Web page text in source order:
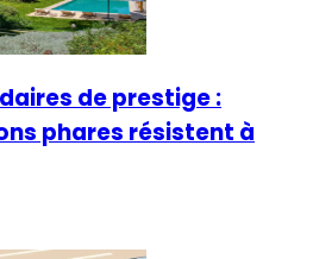
de prestige :
phares résistent à